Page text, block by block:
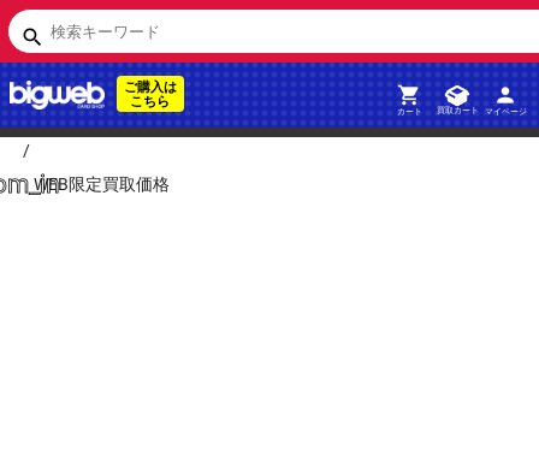
ご購入は
こちら
shopping_cart
カート 買取カート
person
マイページ
search 検索キーワード
/
WEB限定買取価格